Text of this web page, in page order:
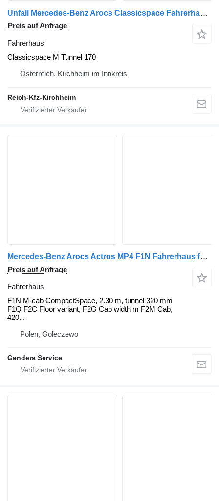
Unfall Mercedes-Benz Arocs Classicspace Fahrerhaus für Mercedes-Benz Arocs LKW
Preis auf Anfrage
Fahrerhaus
Classicspace M Tunnel 170
Österreich, Kirchheim im Innkreis
Reich-Kfz-Kirchheim
Mercedes-Benz Arocs Actros MP4 F1N Fahrerhaus für Mercedes-Benz Arocs Actros MP4 LKW
Preis auf Anfrage
Fahrerhaus
F1N M-cab CompactSpace, 2.30 m, tunnel 320 mm
F1Q F2C Floor variant, F2G Cab width m F2M Cab,
420...
Polen, Goleczewo
Gendera Service